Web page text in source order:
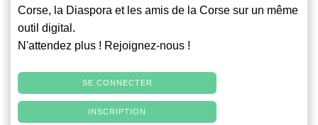
Corse, la Diaspora et les amis de la Corse sur un même
outil digital.
N'attendez plus ! Rejoignez-nous !
SE CONNECTER
INSCRIPTION